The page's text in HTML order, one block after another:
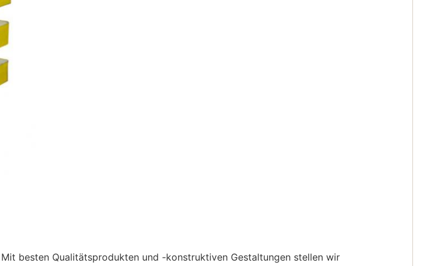
besten Qualitätsprodukten und -konstruktiven Gestaltungen stellen wir